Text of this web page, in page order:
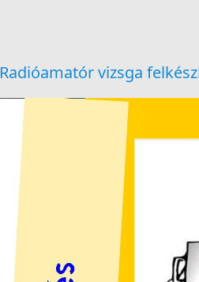
Radióamatór vizsga